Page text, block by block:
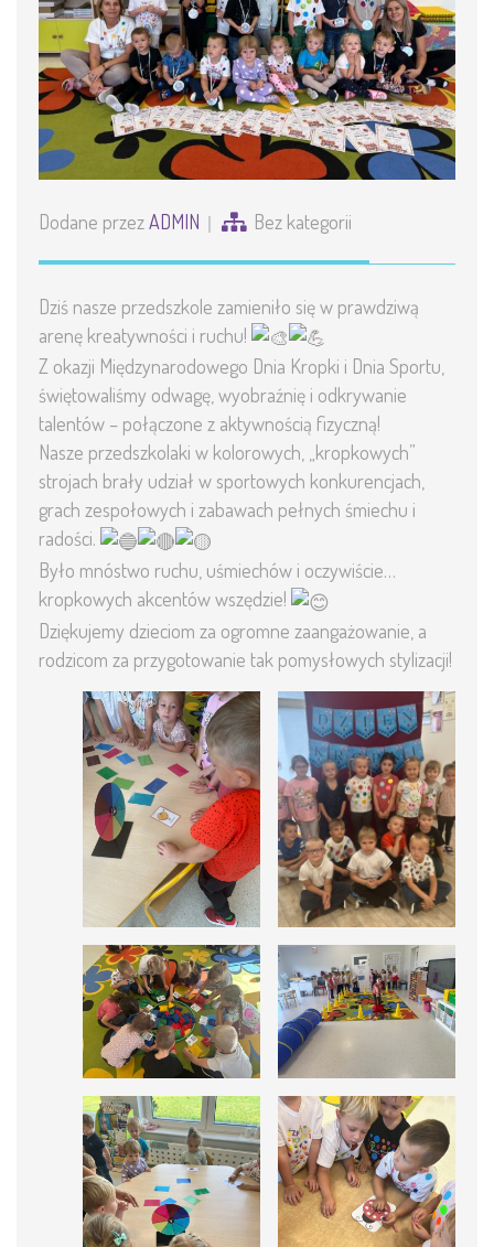
Dodane przezADMIN Bez kategorii
Dziś nasze przedszkole zamieniło się w prawdziwą
arenę kreatywności i ruchu!
Z okazji Międzynarodowego Dnia Kropki i Dnia Sportu,
świętowaliśmy odwagę, wyobraźnię i odkrywanie
talentów – połączone z aktywnością fizyczną!
Nasze przedszkolaki w kolorowych, „kropkowych”
strojach brały udział w sportowych konkurencjach,
grach zespołowych i zabawach pełnych śmiechu i
radości.
Było mnóstwo ruchu, uśmiechów i oczywiście…
kropkowych akcentów wszędzie!
Dziękujemy dzieciom za ogromne zaangażowanie, a
rodzicom za przygotowanie tak pomysłowych stylizacji!